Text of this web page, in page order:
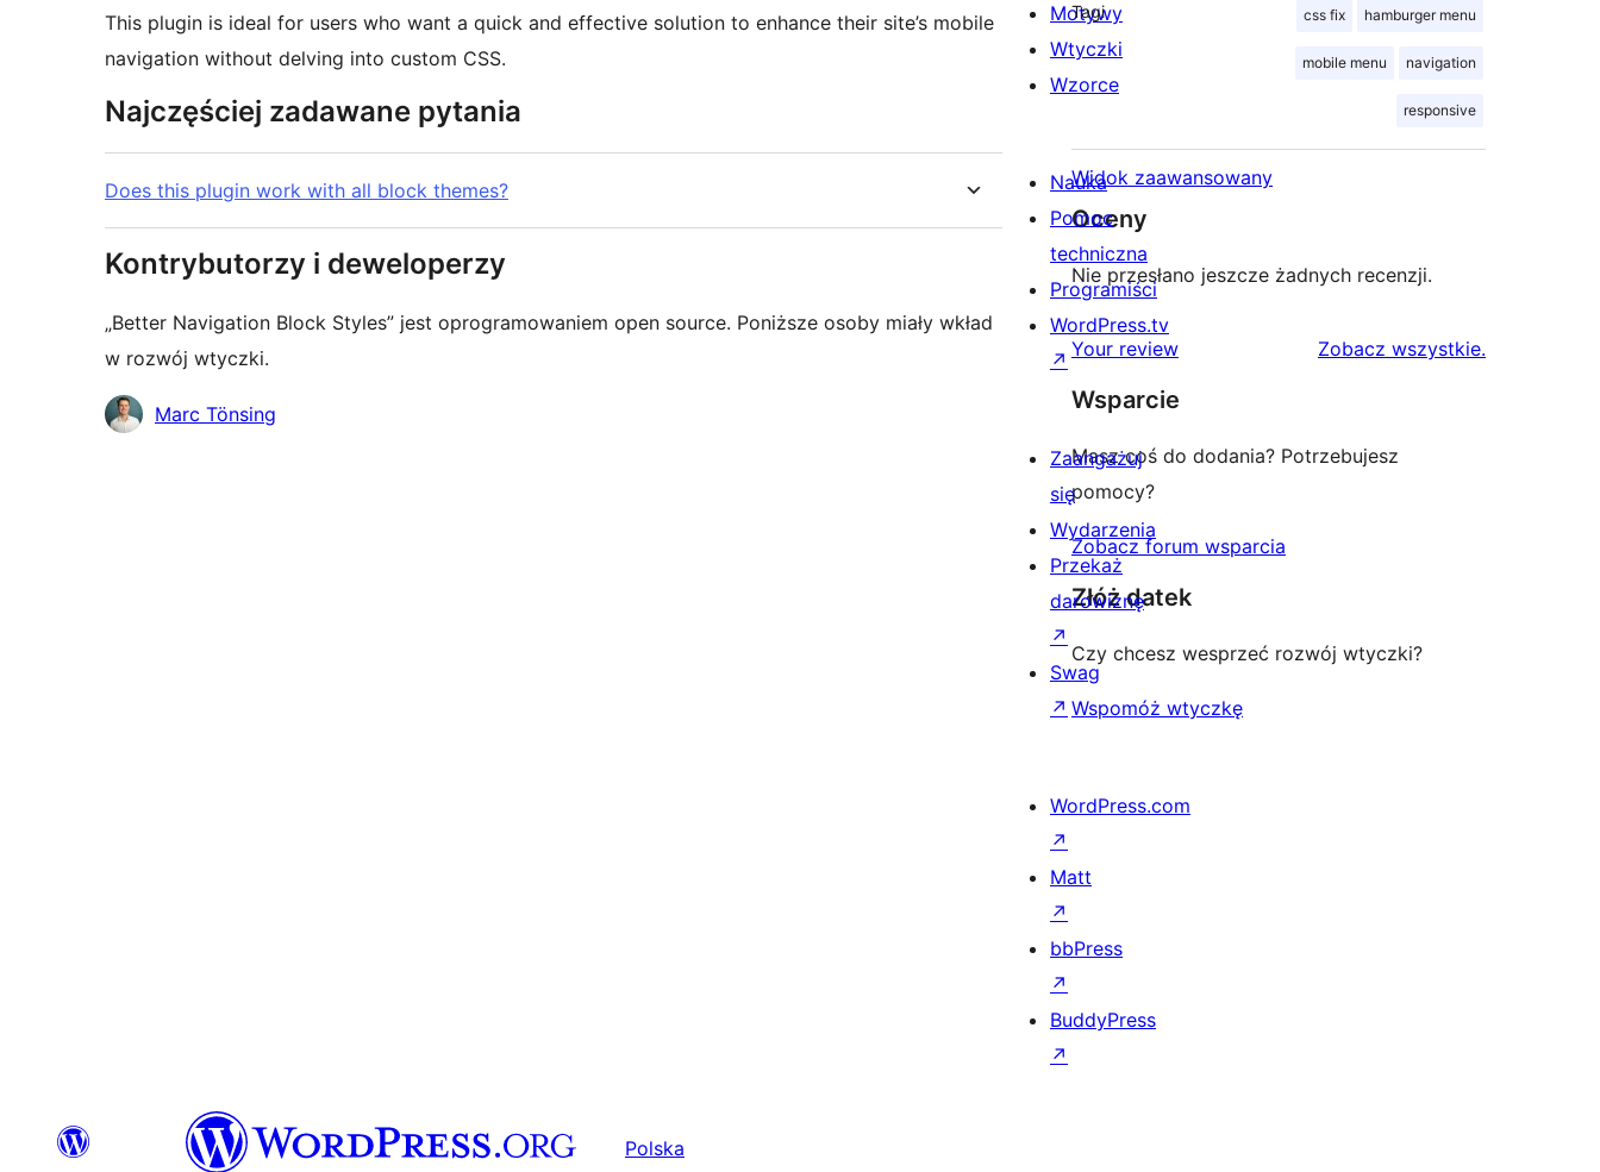
This plugin is ideal for users who want a quick and effective solution to enhance their site’s mobile
navigation without delving into custom CSS.
Najczęściej zadawane pytania
Does this plugin work with all block themes?
Kontrybutorzy i deweloperzy
„Better Navigation Block Styles” jest oprogramowaniem open source. Poniższe osoby miały wkład
w rozwój wtyczki.
Zaangażowani
Marc Tönsing
Tagi css fix hamburger menu
mobile menu navigation
responsive
Widok zaawansowany
Oceny
Nie przesłano jeszcze żadnych recenzji.
Your review Zobacz wszystkierecenzje
.
Wsparcie
Masz coś do dodania? Potrzebujesz
pomocy?
Zobacz forum wsparcia
Złóż datek
Czy chcesz wesprzeć rozwój wtyczki?
Wspomóż wtyczkę
Motywy
Wtyczki
Wzorce
Nauka
Pomoc
techniczna
Programiści
WordPress.tv
↗
Zaangażuj
się
Wydarzenia
Przekaż
darowiznę
↗
Swag
↗
WordPress.com
↗
Matt
↗
bbPress
↗
BuddyPress
↗
Polska